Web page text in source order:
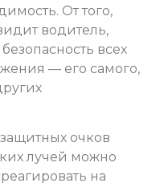
От того,
водитель,
всех
— его самого,
очков
лучей можно
на